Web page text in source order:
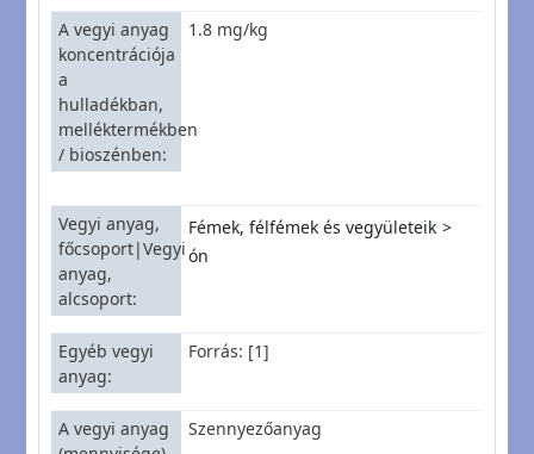
A vegyi anyag
koncentrációja
a
hulladékban,
melléktermékben
/ bioszénben
1.8 mg/kg
Vegyi anyag,
főcsoport|Vegyi
anyag,
alcsoport
Fémek, félfémek és vegyületeik
ón
Egyéb vegyi
anyag
Forrás: [1]
A vegyi anyag
Szennyezőanyag